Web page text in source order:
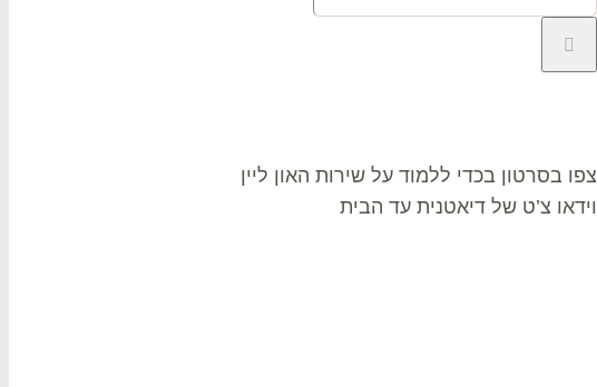
צפו בסרטון בכדי ללמוד על שירות האון ליין
וידאו צ’ט של דיאטנית עד הבית